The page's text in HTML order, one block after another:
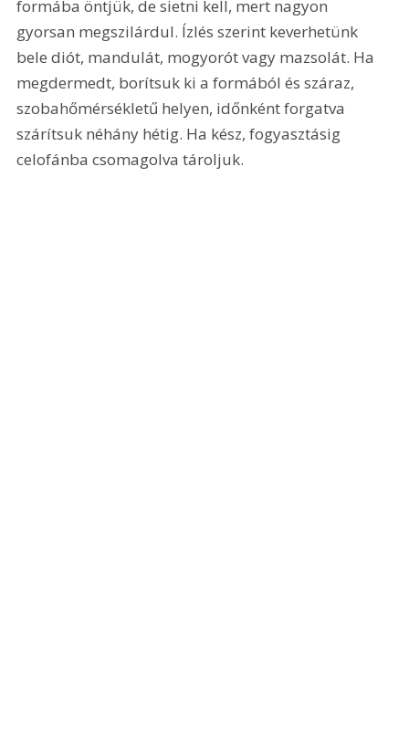
formába öntjük, de sietni kell, mert nagyon
gyorsan megszilárdul. Ízlés szerint keverhetünk
bele diót, mandulát, mogyorót vagy mazsolát. Ha
megdermedt, borítsuk ki a formából és száraz,
szobahőmérsékletű helyen, időnként forgatva
szárítsuk néhány hétig. Ha kész, fogyasztásig
celofánba csomagolva tároljuk.